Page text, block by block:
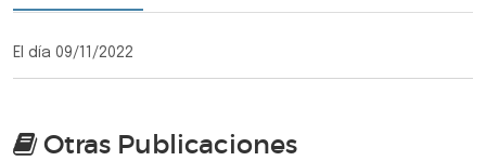
El día 09/11/2022
Otras Publicaciones